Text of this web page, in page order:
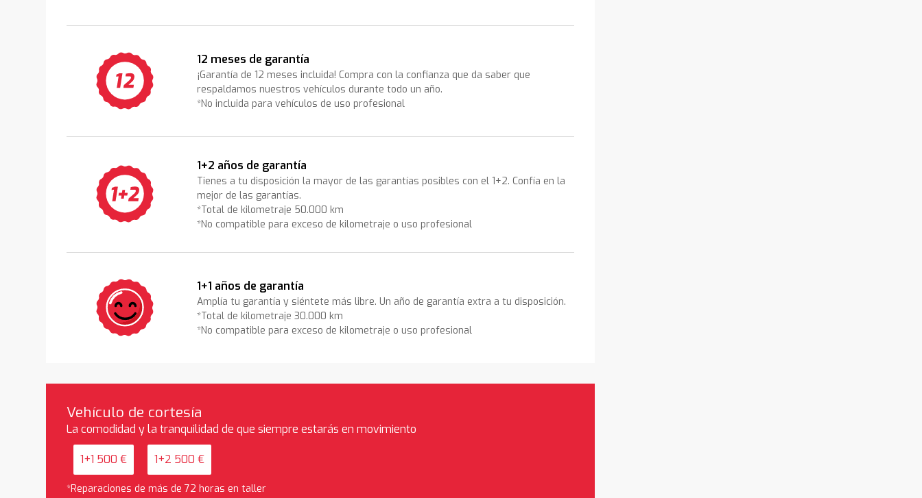
12 meses de garantía
¡Garantía de 12 meses incluida! Compra con la confianza que da saber que
respaldamos nuestros vehículos durante todo un año.
*No incluida para vehículos de uso profesional
1+2 años de garantía
Tienes a tu disposición la mayor de las garantías posibles con el 1+2. Confía en la
mejor de las garantías.
*Total de kilometraje 50.000 km
*No compatible para exceso de kilometraje o uso profesional
1+1 años de garantía
Amplía tu garantía y siéntete más libre. Un año de garantía extra a tu disposición.
*Total de kilometraje 30.000 km
*No compatible para exceso de kilometraje o uso profesional
Vehículo de cortesía
La comodidad y la tranquilidad de que siempre estarás en movimiento
1+1 500 € 1+2 500 €
*Reparaciones de más de 72 horas en taller